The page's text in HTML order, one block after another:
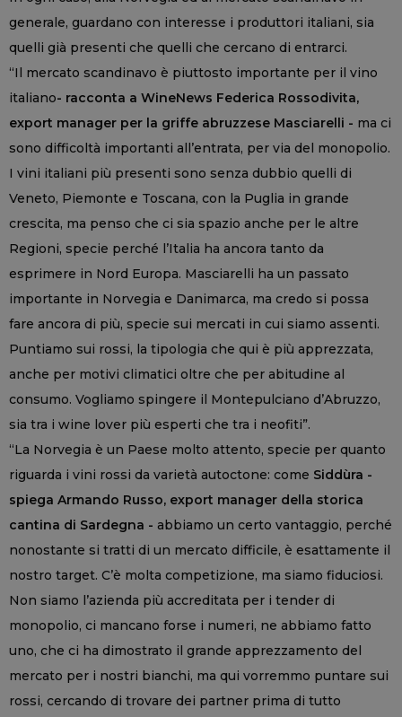
generale, guardano con interesse i produttori italiani, sia
quelli già presenti che quelli che cercano di entrarci.
“Il mercato scandinavo è piuttosto importante per il vino
italiano- racconta a WineNews Federica Rossodivita,
export manager per la griffe abruzzese Masciarelli - ma ci
sono difficoltà importanti all’entrata, per via del monopolio.
I vini italiani più presenti sono senza dubbio quelli di
Veneto, Piemonte e Toscana, con la Puglia in grande
crescita, ma penso che ci sia spazio anche per le altre
Regioni, specie perché l’Italia ha ancora tanto da
esprimere in Nord Europa. Masciarelli ha un passato
importante in Norvegia e Danimarca, ma credo si possa
fare ancora di più, specie sui mercati in cui siamo assenti.
Puntiamo sui rossi, la tipologia che qui è più apprezzata,
anche per motivi climatici oltre che per abitudine al
consumo. Vogliamo spingere il Montepulciano d’Abruzzo,
sia tra i wine lover più esperti che tra i neofiti”.
“La Norvegia è un Paese molto attento, specie per quanto
riguarda i vini rossi da varietà autoctone: come Siddùra -
spiega Armando Russo, export manager della storica
cantina di Sardegna - abbiamo un certo vantaggio, perché
nonostante si tratti di un mercato difficile, è esattamente il
nostro target. C’è molta competizione, ma siamo fiduciosi.
Non siamo l’azienda più accreditata per i tender di
monopolio, ci mancano forse i numeri, ne abbiamo fatto
uno, che ci ha dimostrato il grande apprezzamento del
mercato per i nostri bianchi, ma qui vorremmo puntare sui
rossi, cercando di trovare dei partner prima di tutto